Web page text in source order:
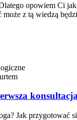
opowiem Ci
z tą wiedzą
Jak przygotować